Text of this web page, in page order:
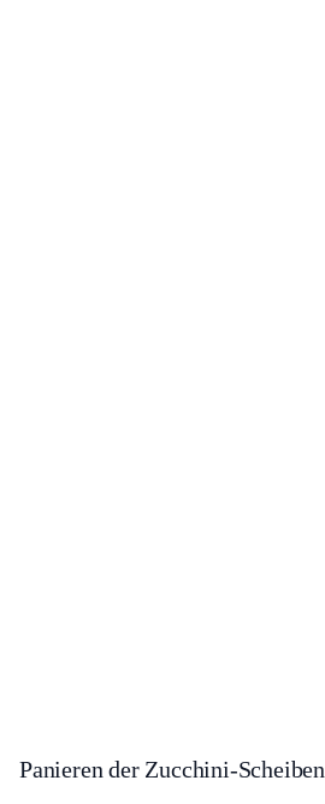
Panieren der Zucchini-Scheiben